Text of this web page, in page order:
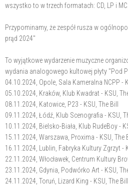
wszystko to w trzech formatach: CD, LP i MC.
Przypominamy, że zespół rusza w
prąd 2024"
To wyjątkowe wydarzenie muzyczne
wydania analogowego kultowej płyty "Pod
04.10.2024, Opole, Sala Kameralna NCPP -
05.10.2024, Kraków, Klub Kwadrat - KSU,
08.11.2024, Katowice, P23 - KSU, The Bill
09.11.2024, Łódź, Klub Scenografia - KSU,
10.11.2024, Bielsko-Biała, Klub RudeBoy -
15.11.2024, Warszawa, Proxima - KSU, The
16.11.2024, Lublin, Fabryka Kultury Zgrzyt -
22.11.2024, Włocławek, Centrum Kultury
23.11.2024, Gdynia, Podwórko Art - KSU,
24.11.2024, Toruń, Lizard King - KSU, The Bill